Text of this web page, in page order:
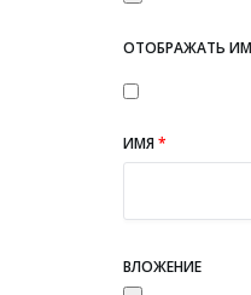
ОТОБРАЖАТЬ
ИМЯ*
ВЛОЖЕНИЕ